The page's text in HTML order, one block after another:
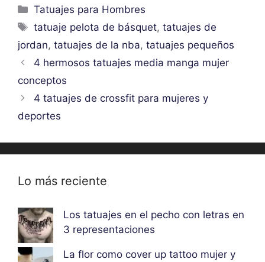
Categorías
Tatuajes para Hombres
Etiquetas
tatuaje pelota de básquet,tatuajes de
jordan, tatuajes de la nba, tatuajes pequeños
4 hermosos tatuajes media manga mujer
conceptos
4 tatuajes de crossfit para mujeres y
deportes
Lo más reciente
Los tatuajes en el pecho con letras en
3 representaciones
La flor como cover up tattoo mujer y